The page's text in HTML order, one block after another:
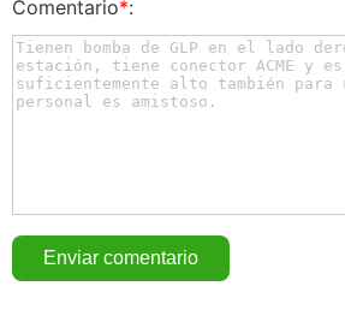
Comentario*: